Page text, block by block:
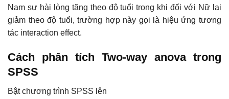
Nam sự hài lòng tăng theo độ tuổi trong khi đối với Nữ lại
giảm theo độ tuổi, trường hợp này gọi là hiệu ứng tương
tác interaction effect.
Cách phân tích Two-way anova trong
SPSS
Bật chương trình SPSS lên